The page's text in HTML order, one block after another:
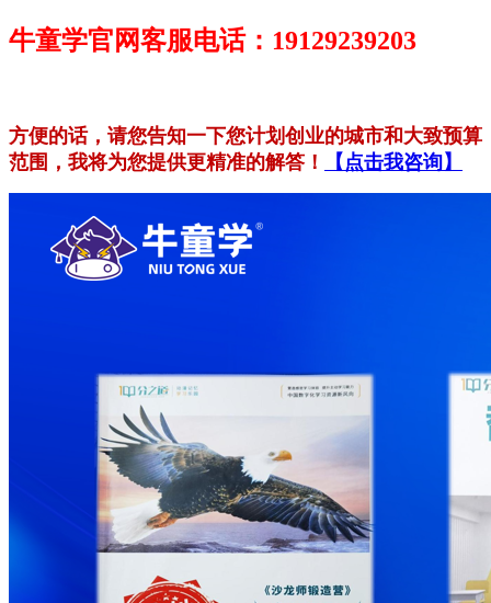
牛童学官网客服电话：19129239203
方便的话，请您告知一下您计划创业的城市和大致预算
范围，我将为您提供更精准的解答！
【点击我咨询】